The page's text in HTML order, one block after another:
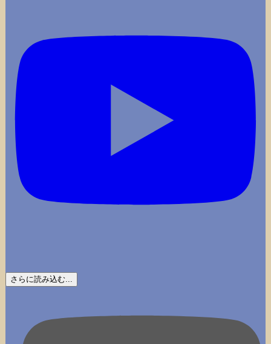
さらに読み込む...